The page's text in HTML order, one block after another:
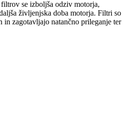
se izboljša odziv motorja,
življenjska doba motorja. Filtri so
zagotavljajo natančno prileganje ter